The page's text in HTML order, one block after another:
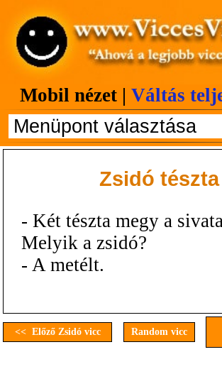
Mobil nézet | Váltás
Zsidó tészta
- Két tészta megy a
Melyik a zsidó?
- A metélt.
<< Előző Zsidó vicc Random vicc